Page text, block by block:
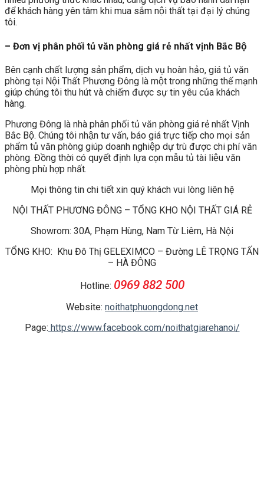
để khách hàng yên tâm khi mua sắm nội thất tại đại lý chúng
tôi.
– Đơn vị phân phối tủ văn phòng giá rẻ nhất vịnh Bắc Bộ
Bên cạnh chất lượng sản phẩm, dịch vụ hoàn hảo, giá tủ văn
phòng tại Nội Thất Phương Đông là một trong những thế mạnh
giúp chúng tôi thu hút và chiếm được sự tin yêu của khách
hàng.
Phương Đông là nhà phân phối tủ văn phòng giá rẻ nhất Vịnh
Bắc Bộ. Chúng tôi nhận tư vấn, báo giá trực tiếp cho mọi sản
phẩm tủ văn phòng giúp doanh nghiệp dự trù được chi phí văn
phòng. Đồng thời có quyết định lựa cọn mẫu tủ tài liệu văn
phòng phù hợp nhất.
Mọi thông tin chi tiết xin quý khách vui lòng liên hệ
NỘI THẤT PHƯƠNG ĐÔNG – TỔNG KHO NỘI THẤT GIÁ RẺ
Showrom: 30A, Phạm Hùng, Nam Từ Liêm, Hà Nội
TỔNG KHO: Khu Đô Thị GELEXIMCO – Đường LÊ TRỌNG TẤN
– HÀ ĐÔNG
Hotline: 0969 882 500
Website: noithatphuongdong.net
Page: https://www.facebook.com/noithatgiarehanoi/